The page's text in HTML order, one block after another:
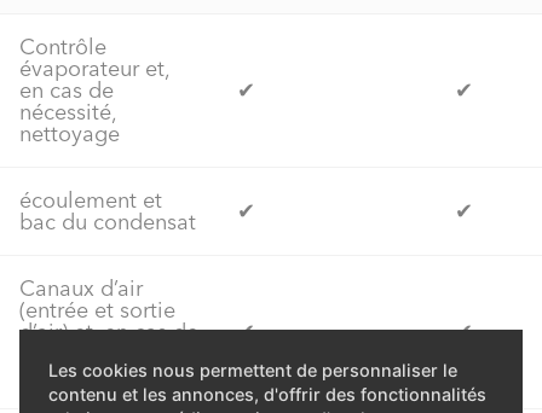
Les cookies nous permettent de personnaliser le
contenu et les annonces, d'offrir des fonctionnalités
Contrôle
évaporateur et,
en cas de
nécessité,
nettoyage
✔ ✔
écoulement et
bac du condensat ✔ ✔
Canaux d’air
(entrée et sortie
d’air) et, en cas de
nettoyage
✔ ✔